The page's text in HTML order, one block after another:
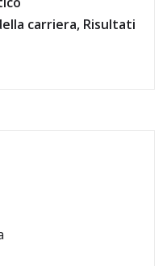
carriera, Risultati